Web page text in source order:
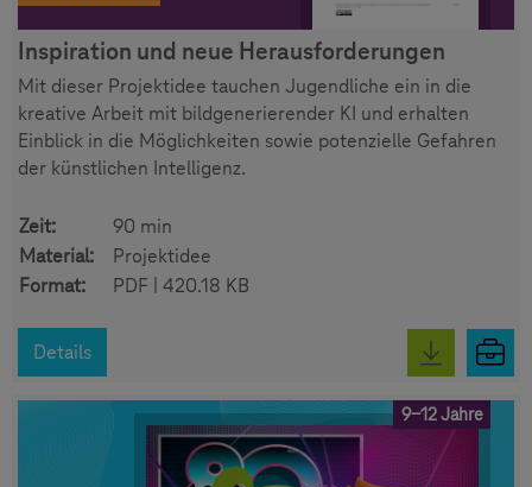
Inspiration und neue Herausforderungen
Mit dieser Projektidee tauchen Jugendliche ein in die
kreative Arbeit mit bildgenerierender KI und erhalten
Einblick in die Möglichkeiten sowie potenzielle Gefahren
der künstlichen Intelligenz.
Zeit:
90 min
Material:
Projektidee
Format:
PDF | 420.18 KB
Details
9-12 Jahre